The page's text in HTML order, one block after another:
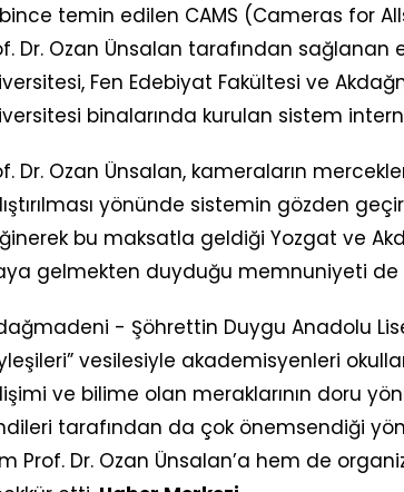
temin edilen CAMS (Cameras for
Dr. Ozan Ünsalan tarafından sağlanan
Fen Edebiyat Fakültesi ve
binalarında kurulan sistem
Dr. Ozan Ünsalan, kameraların
yönünde sistemin gözden
bu maksatla geldiği Yozgat ve
gelmekten duyduğu memnuniyeti
- Şöhrettin Duygu Anadolu
vesilesiyle akademisyenleri
ve bilime olan meraklarının doru
tarafından da çok önemsendiği
Prof. Dr. Ozan Ünsalan’a hem de